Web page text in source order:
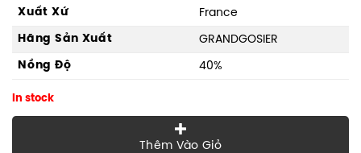
Xuất Xứ
France
Hãng Sản Xuất
GRANDGOSIER
Nồng Độ
40%
In stock
Thêm Vào Giỏ